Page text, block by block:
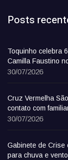
Posts
Toquinho celebra
Camilla Faustino
30/07/2026
Cruz Vermelha
contato com
30/07/2026
Gabinete de Crise
para chuva e